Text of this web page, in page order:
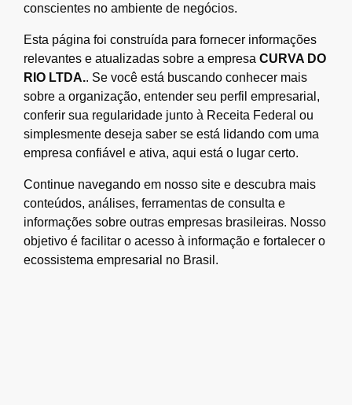
conscientes no ambiente de negócios.
Esta página foi construída para fornecer informações
relevantes e atualizadas sobre a empresa CURVA DO
RIO LTDA.. Se você está buscando conhecer mais
sobre a organização, entender seu perfil empresarial,
conferir sua regularidade junto à Receita Federal ou
simplesmente deseja saber se está lidando com uma
empresa confiável e ativa, aqui está o lugar certo.
Continue navegando em nosso site e descubra mais
conteúdos, análises, ferramentas de consulta e
informações sobre outras empresas brasileiras. Nosso
objetivo é facilitar o acesso à informação e fortalecer o
ecossistema empresarial no Brasil.